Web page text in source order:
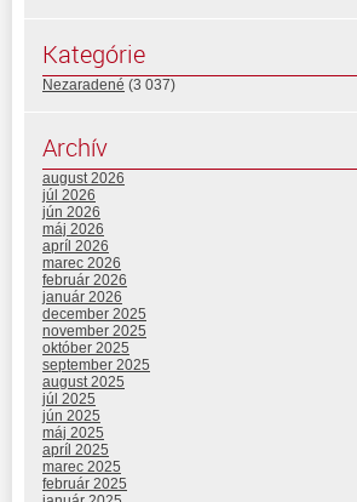
Kategórie
Nezaradené (3 037)
Archív
august 2026
júl 2026
jún 2026
máj 2026
apríl 2026
marec 2026
február 2026
január 2026
december 2025
november 2025
október 2025
september 2025
august 2025
júl 2025
jún 2025
máj 2025
apríl 2025
marec 2025
február 2025